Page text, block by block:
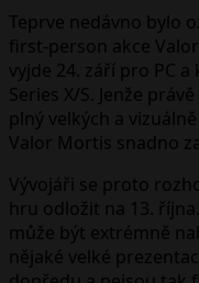
Teprve nedávno bylo
first‑person akce
vyjde 24. září pro PC
Series X/S. Jenže
plný velkých a
Valor Mortis snadno
Vývojáři se proto
hru odložit na 13.
může být extrémně
nějaké velké